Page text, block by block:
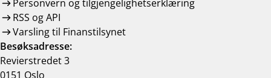
Personvern og tilgjengelighetserklæring
RSS og API
Varsling til Finanstilsynet
Besøksadresse:
Revierstredet 3
0151 Oslo